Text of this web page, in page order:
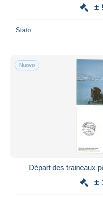
±
Stato
Nuovo
Départ des traineaux
±